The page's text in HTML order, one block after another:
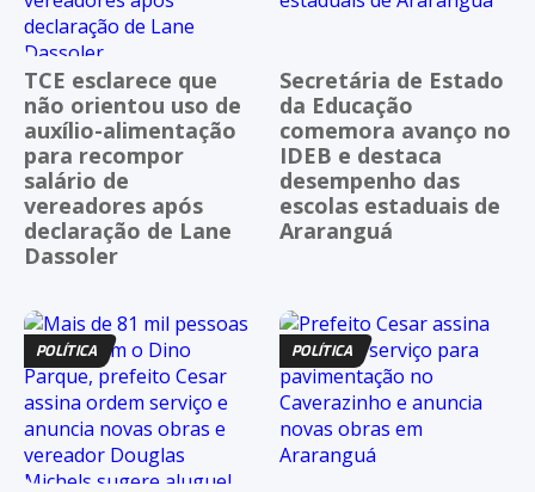
TCE esclarece que
não orientou uso de
auxílio-alimentação
para recompor
salário de
vereadores após
declaração de Lane
Dassoler
Secretária de Estado
da Educação
comemora avanço no
IDEB e destaca
desempenho das
escolas estaduais de
Araranguá
POLÍTICA POLÍTICA